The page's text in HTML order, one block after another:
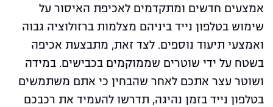
אמצעים חדשים ומתקדמים לאכיפת האיסור על
שימוש בטלפון נייד ביניהם מצלמות ברזולוציה גבוה
ואמצעי תיעוד נוספים. לצד זאת, מתבצעת אכיפה
בשטח על ידי שוטרים שממוקמים בכבישים. במידה
ושוטר עצר אתכם לאחר שהבחין כי אתם משתמשים
בטלפון נייד בזמן נהיגה, תדרשו להעמיד את רכבכם